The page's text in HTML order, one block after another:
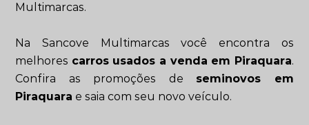
Multimarcas.
Na Sancove Multimarcas você encontra os
melhores carros usados a venda em Piraquara.
Confira as promoções de seminovos em
Piraquara e saia com seu novo veículo.